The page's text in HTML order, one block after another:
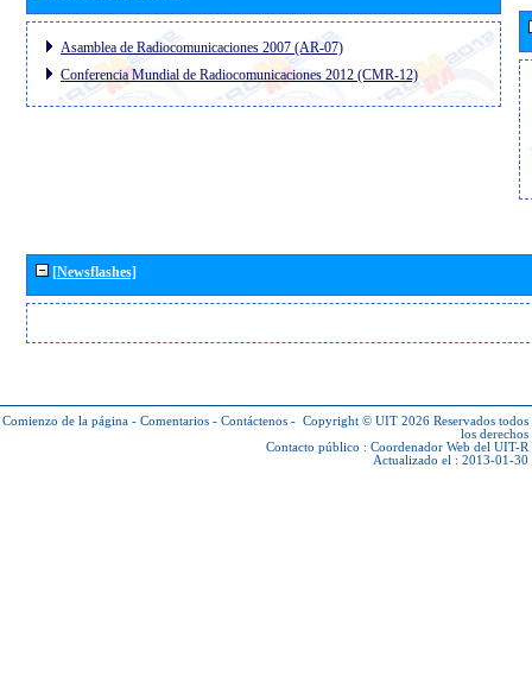
Asamblea de Radiocomunicaciones 2007 (AR-07)
Conferencia Mundial de Radiocomunicaciones 2012 (CMR-12)
[Newsflashes]
Comienzo de la página - Comentarios - Contáctenos - Copyright © UIT 2026 Reservados todos
los derechos
Contacto público : Coordenador Web del UIT-R
Actualizado el : 2013-01-30